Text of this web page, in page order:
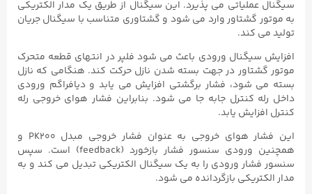
سیگنال عملیاتی می پذیرد. این سیگنال از طریق یک مدار الکتریکی
به موتور گشتاور وارد می شود و گشتاوری متناسب با سیگنال جریان
تولید می کند.
افزایش سیگنال ورودی باعث می شود فلپر در انتهای قطعه متحرک
موتور گشتاور در جهت بسته شدن نازل حرکت کند. هنگامی که نازل
بسته می شود، فشار برگشتی افزایش می یابد و دیافراگم ورودی
داخل رله کنترل جابه جا می شود. بنابراین فشار هوای خروجی رله
کنترل افزایش یابد.
این فشار هوای خروجی به عنوان فشار خروجی مبدل PK200 و
همچنین ورودی سنسور فشار بازخورد (feedback) است. سپس
سنسور فشار ورودی را به یک سیگنال الکتریکی تبدیل می کند و به
مدار الکتریکی بازگردانده می شود.